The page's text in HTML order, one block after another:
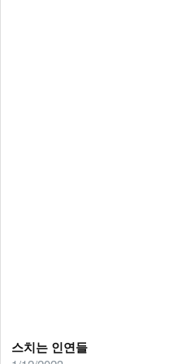
스치는 인연들